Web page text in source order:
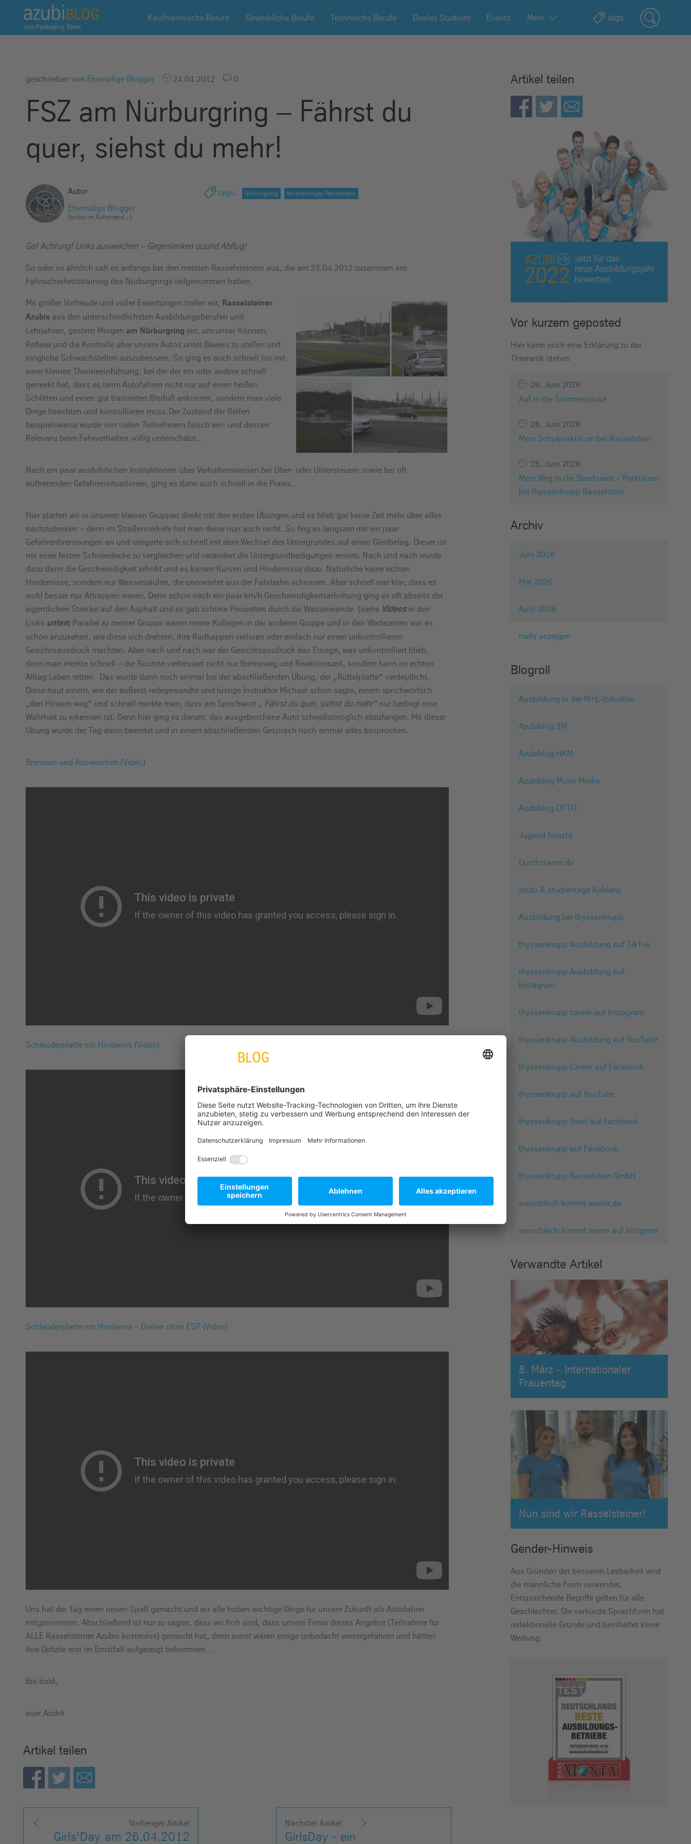
A
z
u
b
s
n
Kaufmännische Berufe Gewerbliche Berufe Technische Berufe Duales Studium Events Mehr
geschrieben von Ehemalige Blogger 24.04.2012 0
FSZ am Nürburgring – Fährst du
quer, siehst du mehr!
Autor
Ehemalige Blogger
Azubis im Ruhestand ;-)
tags: Nürburgring thyssenkrupp Rasselstein
Go! Achtung! Links ausweichen – Gegenlenken uuund Abflug!
So oder so ähnlich sah es anfangs bei den meisten Rasselsteinern aus, die am 23.04.2012 zusammen am
Fahrsicherheitstraining des Nürburgrings teilgenommen haben.
Mit großer Vorfreude und voller Erwartungen trafen wir, Rasselsteiner
Azubis aus den unterschiedlichsten Ausbildungsberufen und
Lehrjahren, gestern Morgen am Nürburgring ein, um unser Können,
Reflexe und die Kontrolle über unsere Autos unter Beweis zu stellen und
mögliche Schwachstellen auszubessern. So ging es auch schnell los mit
einer kleinen Theorieeinführung, bei der der ein oder andere schnell
gemerkt hat, dass es beim Autofahren nicht nur auf einen heißen
Schlitten und einen gut trainierten Bleifuß ankommt, sondern man viele
Dinge beachten und kontrollieren muss.Der Zustand der Reifen
beispielsweise wurde von vielen Teilnehmern falsch ein- und dessen
Relevanz beim Fahrverhalten völlig unterschätzt..
Nach ein paar ausführlichen Instruktionen über Verhaltensweisen bei Über- oder Untersteuern sowie bei oft
auftretenden Gefahrensituationen, ging es dann auch schnell in die Praxis.
Hier starten wir in unseren kleinen Gruppen direkt mit den ersten Übungen und es blieb gar keine Zeit mehr über alles
nachzudenken – denn im Straßenverkehr hat man diese nun auch nicht. So fing es langsam mit ein paar
Gefahrenbremsungen an und steigerte sich schnell mit dem Wechsel des Untergrundes auf einen Gleitbelag. Dieser ist
mit einer festen Schneedecke zu vergleichen und verändert die Untergrundbedigungen enorm. Nach und nach wurde
dazu dann die Geschwindigkeit erhöht und es kamen Kurven und Hindernisse dazu. Natürliche keine echten
Hindernisse, sondern nur Wassersäulen, die unerwartet aus der Fahrbahn schossen. Aber schnell war klar, dass es
wohl besser nur Attrappen waren. Denn schon nach ein paar km/h Geschwindigkeitserhöhung ging es oft abseits der
eigentlichen Strecke auf den Asphalt und es gab schöne Pirouetten durch die Wasserwände. (siehe Videos in den
Links unten) Parallel zu meiner Gruppe waren meine Kollegen in der anderen Gruppe und in den Wartezeiten war es
schön anzusehen, wie diese sich drehten, ihre Radkappen verloren oder einfach nur einen unkontrollieren
Gesichtsausdruck machten. Aber nach und nach war der Gesichtsausdruck das Einzige, was unkontrolliert blieb,
denn man merkte schnell – die Routine verbessert nicht nur Bremsweg und Reaktionszeit, sondern kann im echten
Alltag Leben retten. Das wurde dann noch einmal bei der abschließenden Übung, der „Rüttelplatte“ verdeutlicht.
Diese haut einem, wie der äußerst redegewandte und lustige Instruktor Michael schon sagte, einem sprichwörtlich
„den Hintern weg“ und schnell merkte man, dass am Sprichwort „ Fährst du quer, siehst du mehr“nur bedingt eine
Wahrheit zu erkennen ist. Denn hier ging es darum, das ausgebrochene Auto schnellstmöglich abzufangen. Mit dieser
Übung wurde der Tag dann beendet und in einem abschließenden Gespräch noch einmal alles besprochen.
Bremsen und Ausweichen (Video)
Schleuderplatte mit Hindernis (Video)
Schleuderplatte mit Hindernis – Dreher ohne ESP (Video)
Uns hat der Tag einen riesen Spaß gemacht und wir alle haben wichtige Dinge für unsere Zukunft als Autofahrer
mitgenommen. Abschließend ist nur zu sagen, dass wir froh sind, dass unsere Firma dieses Angebot (Teilnahme für
ALLE Rasselsteiner Azubis kostenlos) gemacht hat, denn sonst wären einige unbedacht weitergefahren und hätten
ihre Defizite erst im Ernstfall aufgezeigt bekommen…
Bis bald,
euer André
Artikel teilen
Vorheriger Artikel
Girls’Day am 26.04.2012
Nächster Artikel
GirlsDay - ein
Artikel teilen
Vor kurzem geposted
Hier kann noch eine Erklärung zu der
Thematik stehen
26. Juni 2026
Auf in die Sommerpause
26. Juni 2026
Mein Schulpraktikum bei Rasselstein
25. Juni 2026
Mein Weg in die Berufswelt – Praktikum
bei thyssenkrupp Rasselstein
Archiv
Juni 2026
Mai 2026
April 2026
mehr anzeigen
Blogroll
Ausbildung in der M+E-Industrie
Azubiblog 3M
Azubiblog HKM
Azubiblog Mohn Media
Azubiblog OTTO
Jugend forscht
Durchstarter.de
azubi & studientage Koblenz
Ausbildung bei thyssenkrupp
thyssenkrupp Ausbildung auf TikTok
thyssenkrupp Ausbildung auf
Instagram
thyssenkrupp career auf Instagram
thyssenkrupp Ausbildung auf YouTube
thyssenkrupp Career auf Facebook
thyssenkrupp auf YouTube
thyssenkrupp Steel auf Facebook
thyssenkrupp auf Facebook
thyssenkrupp Rasselstein GmbH
weissblech-kommt-weiter.de
weissblech-kommt.weiter auf Instgram
Verwandte Artikel
8. März – Internationaler
Frauentag
Nun sind wir Rasselsteiner!
Gender-Hinweis
Aus Gründen der besseren Lesbarkeit wird
die männliche Form verwendet.
Entsprechende Begriffe gelten für alle
Geschlechter. Die verkürzte Sprachform hat
redaktionelle Gründe und beinhaltet keine
Wertung.